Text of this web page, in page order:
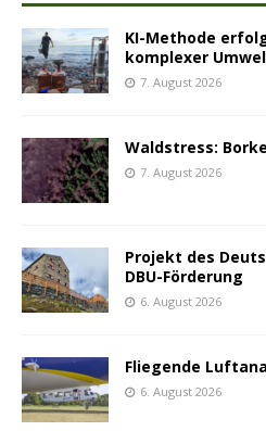
KI-Methode
komplexer
7. August 2026
Waldstress:
7. August 2026
Projekt des
DBU-Förderung
6. August 2026
Fliegende
6. August 2026